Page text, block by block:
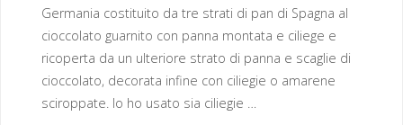
Germania costituito da tre strati di pan di Spagna al
cioccolato guarnito con panna montata e ciliege e
ricoperta da un ulteriore strato di panna e scaglie di
cioccolato, decorata infine con ciliegie o amarene
sciroppate. Io ho usato sia ciliegie …